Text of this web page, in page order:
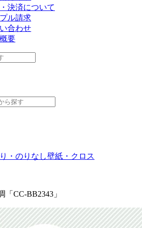
決済について
ル請求
合わせ
要
・のりなし壁紙・クロス
CC-BB2343」